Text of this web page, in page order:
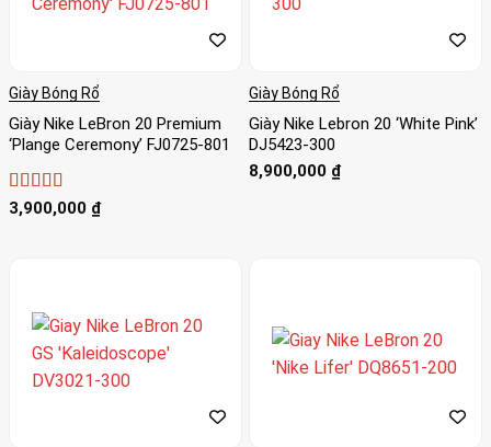
Giày Bóng Rổ
Giày Nike LeBron 20 Premium
‘Plange Ceremony’ FJ0725-801
Được xếp
3,900,000 ₫
Giày Bóng Rổ
Giày Nike Lebron 20 ‘White Pink’
DJ5423-300
8,900,000 ₫